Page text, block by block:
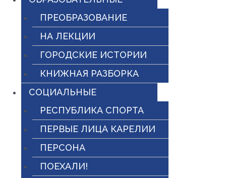
ПРЕОБРАЗОВАНИЕ
НА ЛЕКЦИИ
ГОРОДСКИЕ ИСТОРИИ
КНИЖНАЯ РАЗБОРКА
СОЦИАЛЬНЫЕ
РЕСПУБЛИКА СПОРТА
ПЕРВЫЕ ЛИЦА КАРЕЛИИ
ПЕРСОНА
ПОЕХАЛИ!